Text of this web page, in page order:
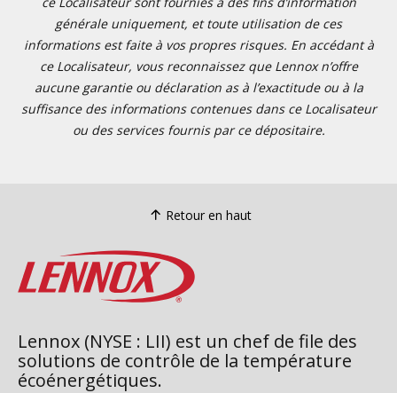
générale uniquement, et toute utilisation de ces
informations est faite à vos propres risques. En accédant à
ce Localisateur, vous reconnaissez que Lennox n’offre
aucune garantie ou déclaration as à l’exactitude ou à la
suffisance des informations contenues dans ce Localisateur
ou des services fournis par ce dépositaire.
Retour en haut
Lennox (NYSE : LII) est un chef de file des
solutions de contrôle de la température
écoénergétiques.